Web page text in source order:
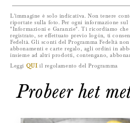
L'immagine è solo indicativa. Non tenere
riportate sulla foto. Per ogni informazione
"Informazioni e Garanzie". Ti ricordiamo che
registrato, se effettuato previo log-in, ti
Fedeltà. Gli sconti del Programma Fedeltà
abbonamenti e carte regalo, agli ordini in
insieme ad altri prodotti, contengano,
Leggi QUI il regolamento del Programma
Probeer het